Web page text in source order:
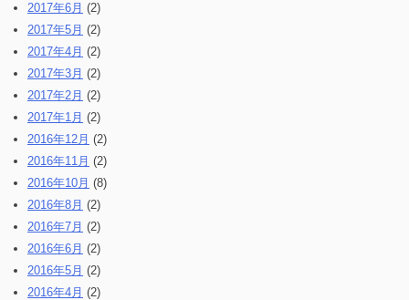
2017年6月 (2)
2017年5月 (2)
2017年4月 (2)
2017年3月 (2)
2017年2月 (2)
2017年1月 (2)
2016年12月 (2)
2016年11月 (2)
2016年10月 (8)
2016年8月 (2)
2016年7月 (2)
2016年6月 (2)
2016年5月 (2)
2016年4月 (2)